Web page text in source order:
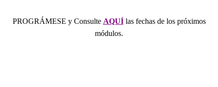
PROGRÁMESE y Consulte AQUÍ las fechas de los próximos
módulos.